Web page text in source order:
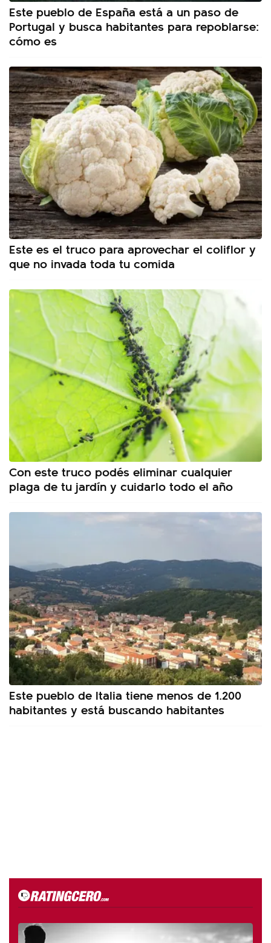
Este pueblo de España está a un paso de
Portugal y busca habitantes para repoblarse:
cómo es
Este es el truco para aprovechar el coliflor y
que no invada toda tu comida
Con este truco podés eliminar cualquier
plaga de tu jardín y cuidarlo todo el año
Este pueblo de Italia tiene menos de 1.200
habitantes y está buscando habitantes